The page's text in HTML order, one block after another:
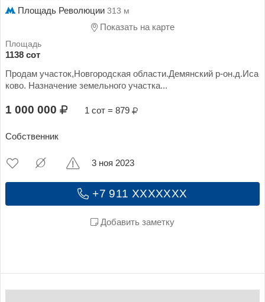
Площадь Революции 313 м
Показать на карте
1138 сот
Продам участок,Новгородская области.Демянский р-он.д.Иса
ково. Назначение земельного участка...
1 000 000 1 сот = 879
Собственник
+7 911 XXXXXXX
Добавить заметку
3 ноя 2023